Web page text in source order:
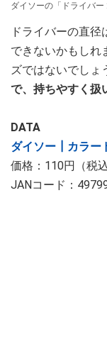
ダイソーの「ドライバ
ドライバーの直
できないかもしれ
ズではないでしょ
で、持ちやすく扱
DATA
ダイソー┃カラー
価格：110円（税込
JANコード：